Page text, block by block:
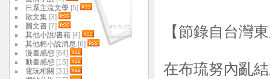
【節錄自台灣
在布琉努內亂
日系主流文學 [5]
散文集 [3]
圖文書 [7]
其他小說/書籍 [4]
其他輕小說消息 [6]
漫畫感想 [64]
動畫感想 [15]
電玩相關 [31]